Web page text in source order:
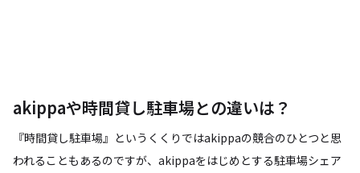
akippaや時間貸し駐車場との違いは？
『時間貸し駐車場』というくくりではakippaの競合のひとつと思
われることもあるのですが、akippaをはじめとする駐車場シェア